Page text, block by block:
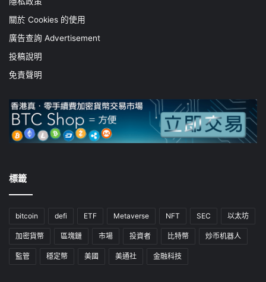
關於 Cookies 的使用
廣告查詢 Advertisement
投稿說明
免責聲明
標籤
bitcoin defi ETF Metaverse NFT SEC 以太坊
加密貨幣 區塊鏈 市場 投資者 比特幣 炒币机器人
監管 穩定幣 美國 美通社 金融科技